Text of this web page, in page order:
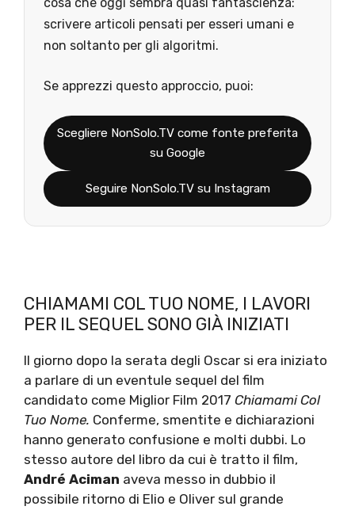
cosa che oggi sembra quasi fantascienza:
scrivere articoli pensati per esseri umani e
non soltanto per gli algoritmi.
Se apprezzi questo approccio, puoi:
Scegliere NonSolo.TV come fonte preferita
su Google
Seguire NonSolo.TV su Instagram
CHIAMAMI COL TUO NOME, I LAVORI
PER IL SEQUEL SONO GIÀ INIZIATI
Il giorno dopo la serata degli Oscar si era iniziato
a parlare di un eventule sequel del film
candidato come Miglior Film 2017 Chiamami Col
Tuo Nome. Conferme, smentite e dichiarazioni
hanno generato confusione e molti dubbi. Lo
stesso autore del libro da cui è tratto il film,
André Aciman aveva messo in dubbio il
possibile ritorno di Elio e Oliver sul grande